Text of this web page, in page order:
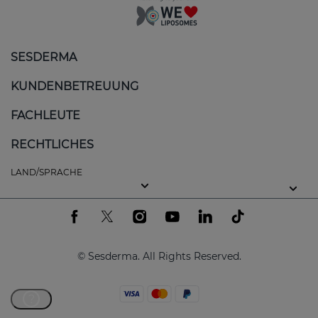
SESDERMA
KUNDENBETREUUNG
FACHLEUTE
RECHTLICHES
LAND/SPRACHE
© Sesderma. All Rights Reserved.